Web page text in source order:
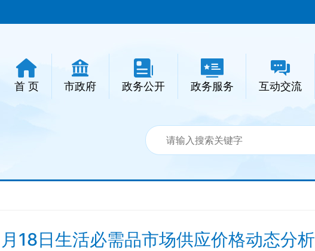
首 页 市政府 政务公开 政务服务 互动交流
18日生活必需品市场供应价格动态分析